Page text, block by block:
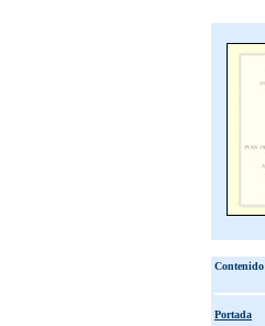
Contenido
Portada